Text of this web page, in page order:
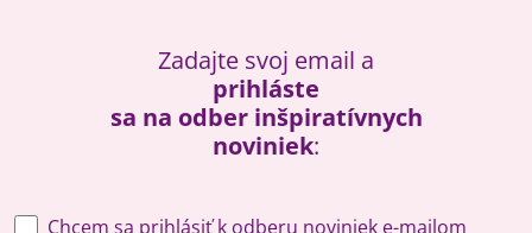
Zadajte svoj email a
prihláste
sa na odber inšpiratívnych
noviniek:
Chcem sa prihlásiť k odberu noviniek e-mailom